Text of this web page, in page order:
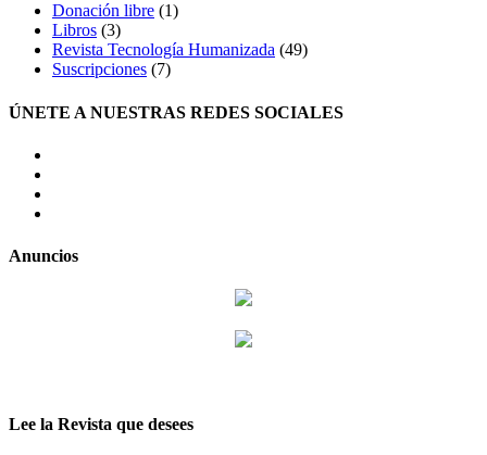
Donación libre (1)
Libros (3)
Revista Tecnología Humanizada (49)
Suscripciones (7)
ÚNETE A NUESTRAS REDES SOCIALES
Anuncios
Lee la Revista que desees